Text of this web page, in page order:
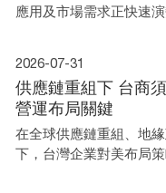
應用及市場需求正快速
2026-07-31
供應鏈重組下 台商
營運布局關鍵
在全球供應鏈重組、地
下，台灣企業對美布局